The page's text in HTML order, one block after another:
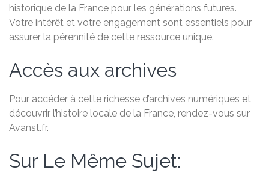
historique de la France pour les générations futures.
Votre intérêt et votre engagement sont essentiels pour
assurer la pérennité de cette ressource unique.
Accès aux archives
Pour accéder à cette richesse d’archives numériques et
découvrir l’histoire locale de la France, rendez-vous sur
Avanst.fr.
Sur Le Même Sujet: